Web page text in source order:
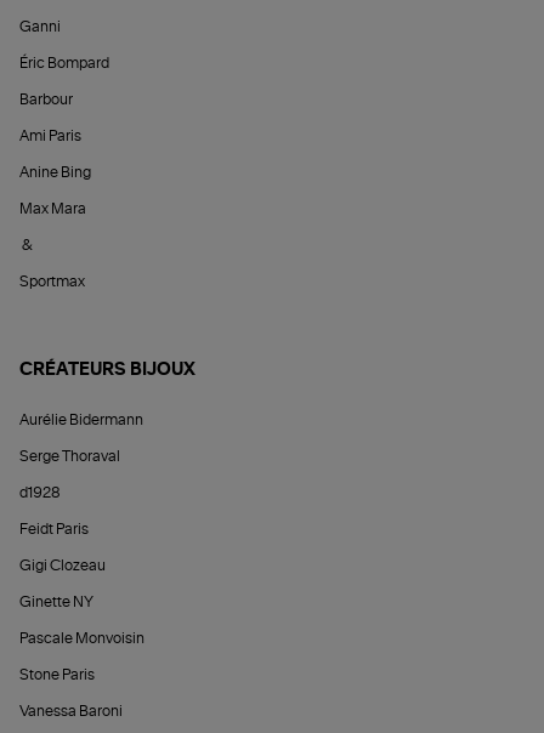
Ganni
Éric Bompard
Barbour
Ami Paris
Anine Bing
Max Mara
&
Sportmax
CRÉATEURS BIJOUX
Aurélie Bidermann
Serge Thoraval
d1928
Feidt Paris
Gigi Clozeau
Ginette NY
Pascale Monvoisin
Stone Paris
Vanessa Baroni